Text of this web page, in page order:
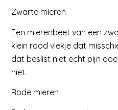
Zwarte mieren
Een mierenbeet van een
klein rood vlekje dat
dat beslist niet echt pijn
niet.
Rode mieren